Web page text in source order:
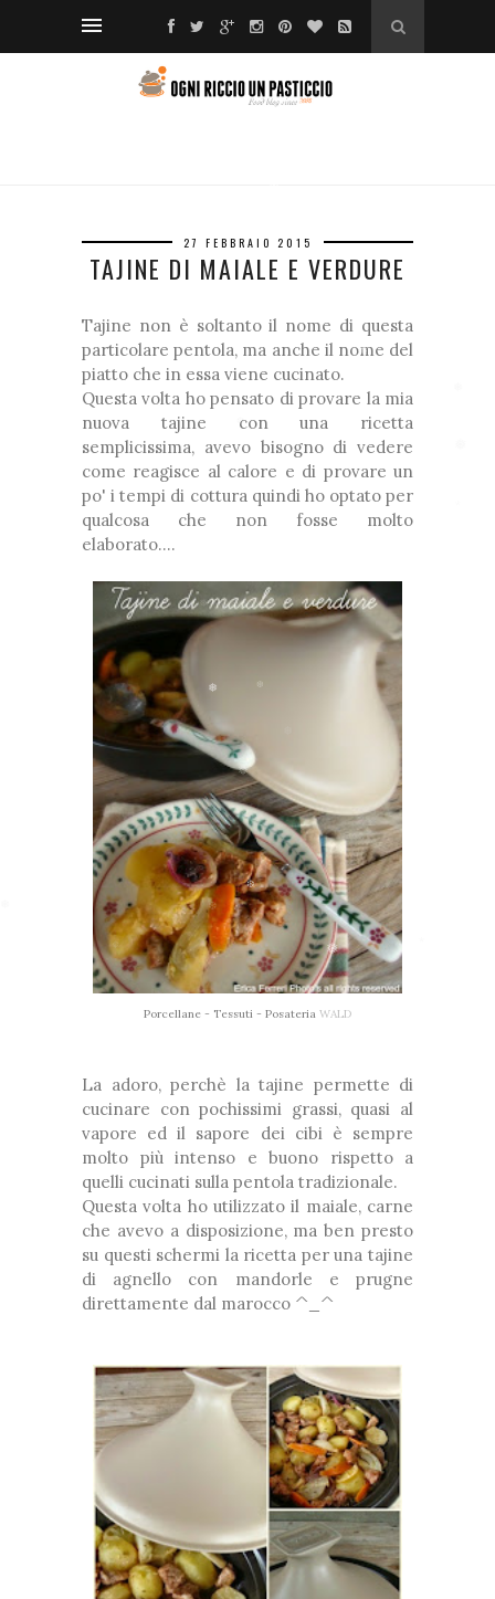
27 FEBBRAIO 2015
TAJINE DI MAIALE E VERDURE
Tajine non è soltanto il nome di questa
particolare pentola, ma anche il nome del
piatto che in essa viene cucinato.
Questa volta ho pensato di provare la mia
nuova tajine con una ricetta
semplicissima, avevo bisogno di vedere
come reagisce al calore e di provare un
po' i tempi di cottura quindi ho optato per
qualcosa che non fosse molto
elaborato....
Porcellane - Tessuti - Posateria WALD
La adoro, perchè la tajine permette di
cucinare con pochissimi grassi, quasi al
vapore ed il sapore dei cibi è sempre
molto più intenso e buono rispetto a
quelli cucinati sulla pentola tradizionale.
Questa volta ho utilizzato il maiale, carne
che avevo a disposizione, ma ben presto
su questi schermi la ricetta per una tajine
di agnello con mandorle e prugne
direttamente dal marocco ^_^
❅
❆
❆
❅
❅
❆
❅
❅
❅
❅
❆
❅